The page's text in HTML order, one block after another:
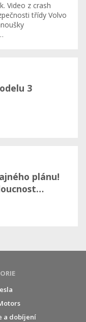
Video z crash
třídy Volvo
3
plánu!
a dobíjení